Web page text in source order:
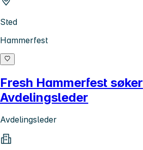
Sted
Hammerfest
Fresh Hammerfest søker
Avdelingsleder
Avdelingsleder